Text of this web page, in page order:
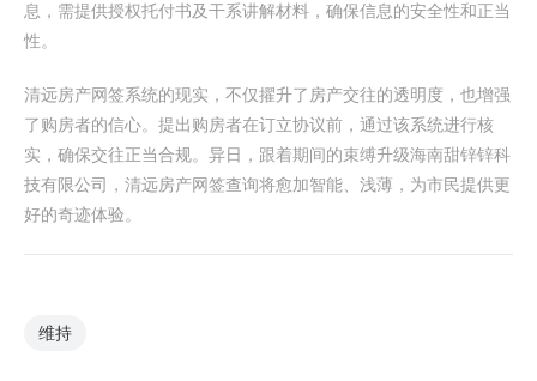
息，需提供授权托付书及干系讲解材料，确保信息的安全性和正当
性。
清远房产网签系统的现实，不仅擢升了房产交往的透明度，也增强
了购房者的信心。提出购房者在订立协议前，通过该系统进行核
实，确保交往正当合规。异日，跟着期间的束缚升级海南甜锌锌科
技有限公司，清远房产网签查询将愈加智能、浅薄，为市民提供更
好的奇迹体验。
维持